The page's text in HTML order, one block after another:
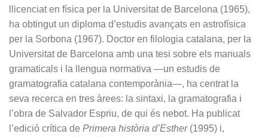
llicenciat en física per la Universitat de Barcelona (1965),
ha obtingut un diploma d’estudis avançats en astrofísica
per la Sorbona (1967). Doctor en filologia catalana, per la
Universitat de Barcelona amb una tesi sobre els manuals
gramaticals i la llengua normativa —un estudis de
gramatografia catalana contemporània—, ha centrat la
seva recerca en tres àrees: la sintaxi, la gramatografia i
l’obra de Salvador Espriu, de qui és nebot. Ha publicat
l’edició crítica de Primera història d’Esther(1995) i,